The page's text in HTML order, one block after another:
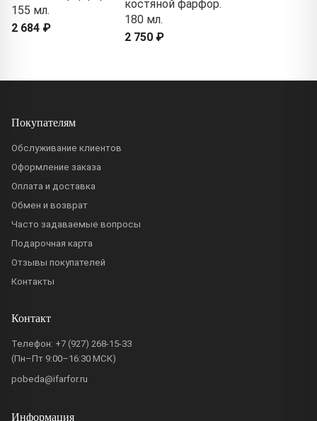
155 мл.
2 684 ₽
костяной фарфор.
180 мл.
2 750 ₽
Покупателям
Обслуживание клиентов
Оформление заказа
Оплата и доставка
Обмен и возврат
Часто задаваемые вопросы
Подарочная карта
Отзывы покупателей
Контакты
Контакт
Телефон: +7 (927) 268-15-33
(Пн–Пт 9:00–16:30 МСК)
pobeda@ifarfor.ru
Информация